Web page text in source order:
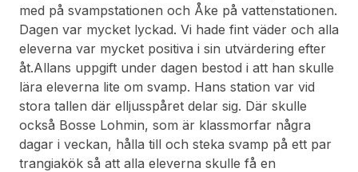
med på svampstationen och Åke på vattenstationen.
Dagen var mycket lyckad. Vi hade fint väder och alla
eleverna var mycket positiva i sin utvärdering efter
åt.Allans uppgift under dagen bestod i att han skulle
lära eleverna lite om svamp. Hans station var vid
stora tallen där elljusspåret delar sig. Där skulle
också Bosse Lohmin, som är klassmorfar några
dagar i veckan, hålla till och steka svamp på ett par
trangiakök så att alla eleverna skulle få en